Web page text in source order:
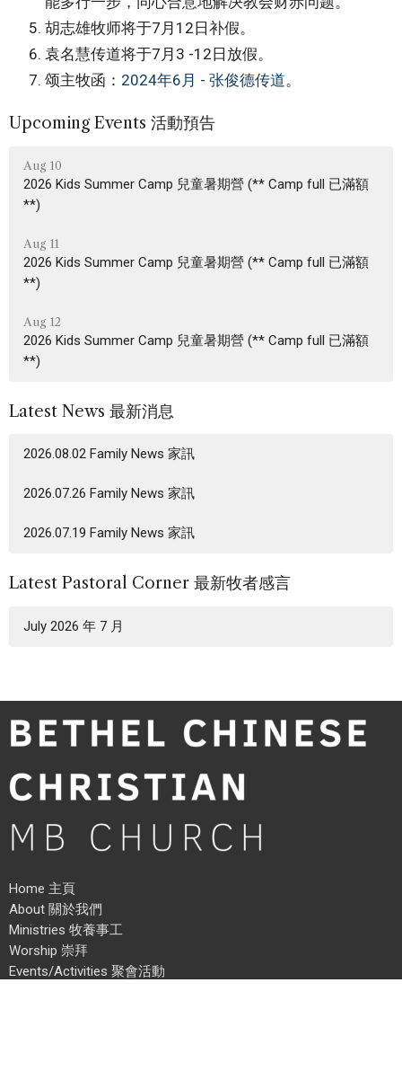
胡志雄牧师将于7月12日补假。
袁名慧传道将于7月3 -12日放假。
颂主牧函： 2024年6月 - 张俊德传道。
Upcoming Events 活動預告
Aug 10
2026 Kids Summer Camp 兒童暑期營 (** Camp full 已滿額
**)
Aug 11
2026 Kids Summer Camp 兒童暑期營 (** Camp full 已滿額
**)
Aug 12
2026 Kids Summer Camp 兒童暑期營 (** Camp full 已滿額
**)
Latest News 最新消息
2026.08.02 Family News 家訊
2026.07.26 Family News 家訊
2026.07.19 Family News 家訊
Latest Pastoral Corner 最新牧者感言
July 2026 年 7 月
Home 主頁
About 關於我們
Ministries 牧養事工
Worship 崇拜
Events/Activities 聚會活動